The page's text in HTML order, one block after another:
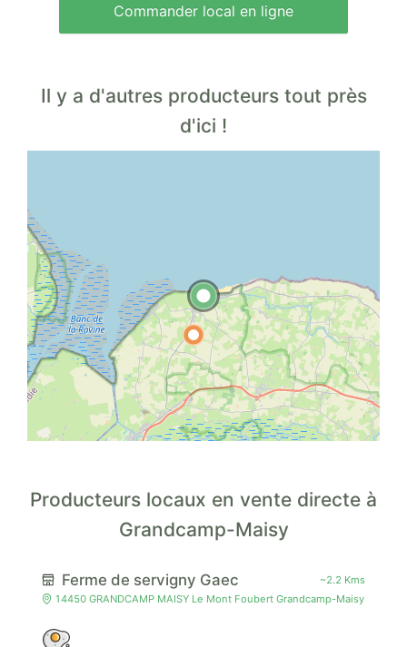
Commander local en ligne
Il y a d'autres producteurs tout près
d'ici !
Producteurs locaux en vente directe à
Grandcamp-Maisy
Ferme de servigny Gaec
~2.2 Kms
14450 GRANDCAMP MAISY Le Mont Foubert Grandcamp-Maisy